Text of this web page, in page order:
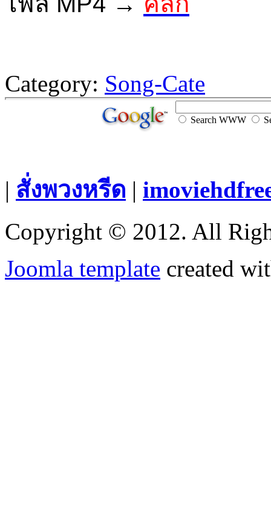
Category: Song-Cate
Search WWW
| สั่งพวงหรีด |
Copyright © 2012. All
Joomla template created